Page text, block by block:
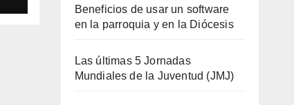
Beneficios de usar un software
en la parroquia y en la Diócesis
Las últimas 5 Jornadas
Mundiales de la Juventud (JMJ)